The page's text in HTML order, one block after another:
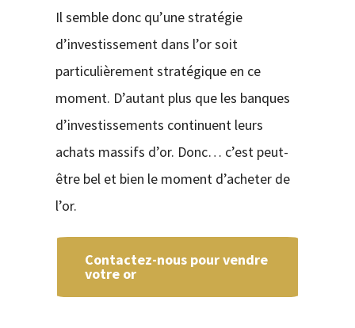
Il semble donc qu’une stratégie
d’investissement dans l’or soit
particulièrement stratégique en ce
moment. D’autant plus que les banques
d’investissements continuent leurs
achats massifs d’or. Donc… c’est peut-
être bel et bien le moment d’acheter de
l’or.
Contactez-nous pour vendre
votre or